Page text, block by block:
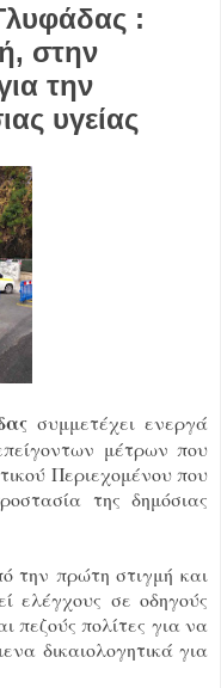
:
στην
την
υγείας
συμμετέχει ενεργά
μέτρων που
Περιεχομένου που
της δημόσιας
την πρώτη στιγμή και
ελέγχους σε οδηγούς
πεζούς πολίτες για να
δικαιολογητικά για